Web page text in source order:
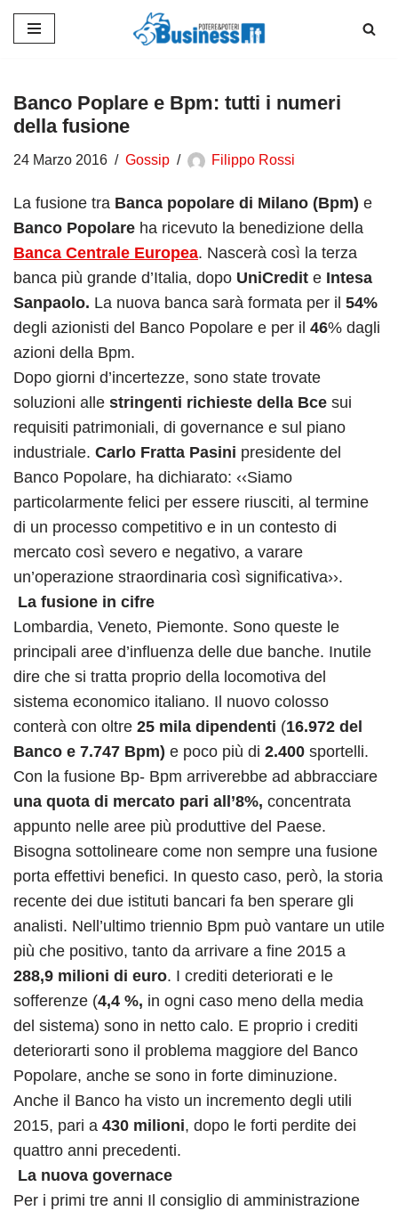
contenuto
Banco Poplare e Bpm: tutti i numeri
della fusione
24 Marzo 2016 Gossip Filippo Rossi
La fusione tra Banca popolare di Milano (Bpm) e
Banco Popolare ha ricevuto la benedizione della
Banca Centrale Europea. Nascerà così la terza
banca più grande d’Italia, dopo UniCredit e Intesa
Sanpaolo. La nuova banca sarà formata per il 54%
degli azionisti del Banco Popolare e per il 46% dagli
azioni della Bpm.
Dopo giorni d’incertezze, sono state trovate
soluzioni alle stringenti richieste della Bce sui
requisiti patrimoniali, di governance e sul piano
industriale. Carlo Fratta Pasini presidente del
Banco Popolare, ha dichiarato: ‹‹Siamo
particolarmente felici per essere riusciti, al termine
di un processo competitivo e in un contesto di
mercato così severo e negativo, a varare
un’operazione straordinaria così significativa››.
La fusione in cifre
Lombardia, Veneto, Piemonte. Sono queste le
principali aree d’influenza delle due banche. Inutile
dire che si tratta proprio della locomotiva del
sistema economico italiano. Il nuovo colosso
conterà con oltre 25 mila dipendenti (16.972 del
Banco e 7.747 Bpm) e poco più di 2.400 sportelli.
Con la fusione Bp- Bpm arriverebbe ad abbracciare
una quota di mercato pari all’8%, concentrata
appunto nelle aree più produttive del Paese.
Bisogna sottolineare come non sempre una fusione
porta effettivi benefici. In questo caso, però, la storia
recente dei due istituti bancari fa ben sperare gli
analisti. Nell’ultimo triennio Bpm può vantare un utile
più che positivo, tanto da arrivare a fine 2015 a
288,9 milioni di euro. I crediti deteriorati e le
sofferenze (4,4 %, in ogni caso meno della media
del sistema) sono in netto calo. E proprio i crediti
deteriorarti sono il problema maggiore del Banco
Popolare, anche se sono in forte diminuzione.
Anche il Banco ha visto un incremento degli utili
2015, pari a 430 milioni, dopo le forti perdite dei
quattro anni precedenti.
La nuova governace
Per i primi tre anni Il consiglio di amministrazione